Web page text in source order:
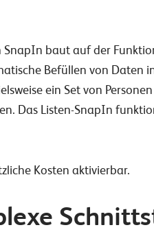
baut auf der
Befüllen von Daten
ein Set von
Das Listen-SnapIn
Kosten aktivierbar.